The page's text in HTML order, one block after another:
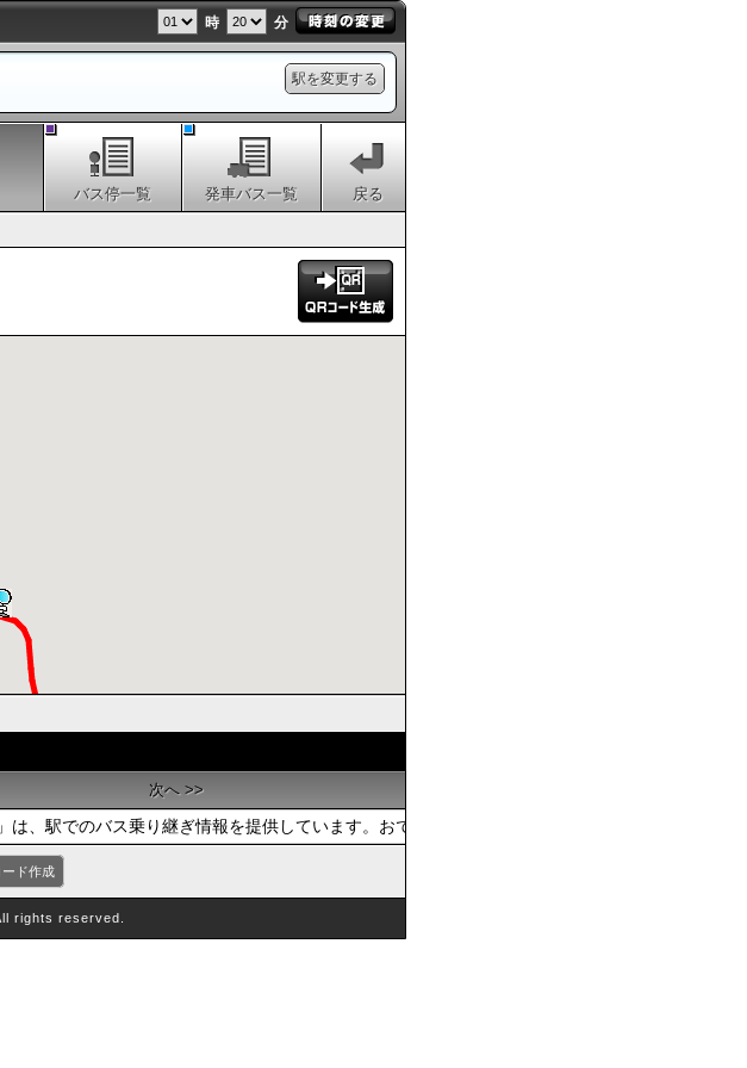
時 分
駅を変更する
バス停一覧 発車バス一覧 戻る
次へ >>
、駅でのバス乗り継ぎ情報を提供しています。おでかけの際は、公共交通を使いましょう。
ード作成
rights reserved.